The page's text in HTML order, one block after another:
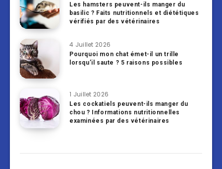
Les hamsters peuvent-ils manger du
basilic ? Faits nutritionnels et diététiques
vérifiés par des vétérinaires
4 Juillet 2026
Pourquoi mon chat émet-il un trille
lorsqu’il saute ? 5 raisons possibles
1 Juillet 2026
Les cockatiels peuvent-ils manger du
chou ? Informations nutritionnelles
examinées par des vétérinaires